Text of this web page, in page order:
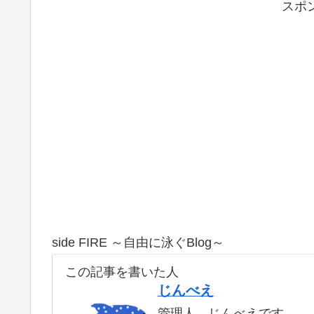
スポ
side FIRE ～自由に泳ぐBlog～
この記事を書いた人
じんべえ